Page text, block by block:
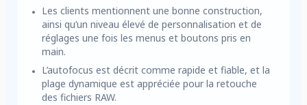
Les clients mentionnent une bonne construction,
ainsi qu’un niveau élevé de personnalisation et de
réglages une fois les menus et boutons pris en
main.
L’autofocus est décrit comme rapide et fiable, et la
plage dynamique est appréciée pour la retouche
des fichiers RAW.